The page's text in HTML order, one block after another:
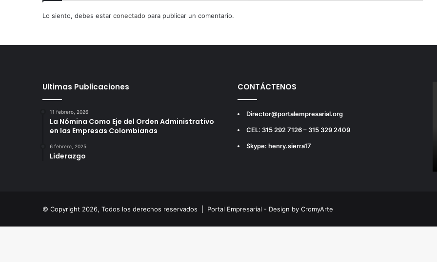
Lo siento, debes estar conectado para publicar un comentario.
Ultimas Publicaciones
11 febrero, 2026
La Nómina Como Eje del Orden Administrativo
en las Empresas Colombianas
6 febrero, 2025
Liderazgo
CONTÁCTENOS
Director@portalempresarial.org
CEL: 315 292 7126 – 315 329 2409
Skype: henry.sierra17
© Copyright 2026, Todos los derechos reservados | Portal Empresarial - Design by CromyArte